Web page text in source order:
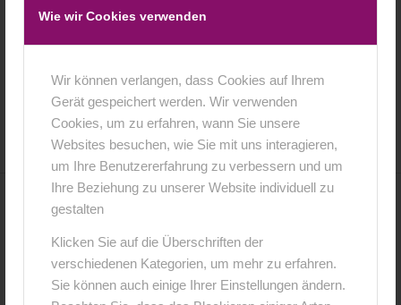
Wie wir Cookies verwenden
Wir können verlangen, dass Cookies auf Ihrem
Gerät gespeichert werden. Wir verwenden
Cookies, um zu erfahren, wann Sie unsere
Websites besuchen, wie Sie mit uns interagieren,
um Ihre Benutzererfahrung zu verbessern und um
Ihre Beziehung zu unserer Website individuell zu
gestalten
Klicken Sie auf die Überschriften der
verschiedenen Kategorien, um mehr zu erfahren.
Sie können auch einige Ihrer Einstellungen ändern.
4. April 2018 / 0 Kommentare / vonanja
KOMMENTARE
Hinterlasse einen Kommentar